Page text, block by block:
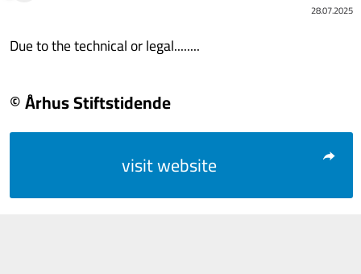
28.07.2025
Due to the technical or legal........
© Århus Stiftstidende
visit website